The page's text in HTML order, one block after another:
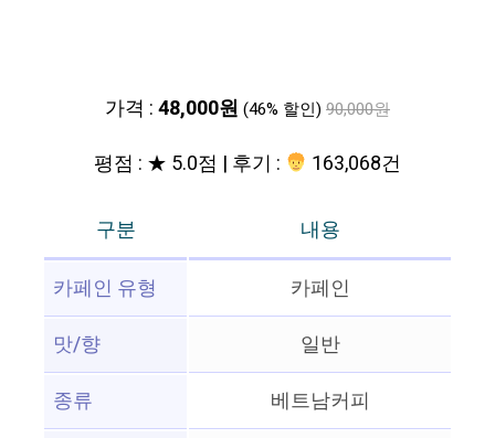
가격 :48,000원 (46% 할인) 90,000원
평점 : ★ 5.0점 | 후기 : 163,068건
구분
내용
카페인 유형
카페인
맛/향
일반
종류
베트남커피